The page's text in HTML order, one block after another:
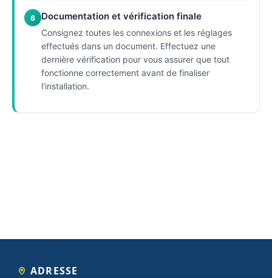
6 Documentation et vérification finale
Consignez toutes les connexions et les réglages
effectués dans un document. Effectuez une
dernière vérification pour vous assurer que tout
fonctionne correctement avant de finaliser
l'installation.
ADRESSE